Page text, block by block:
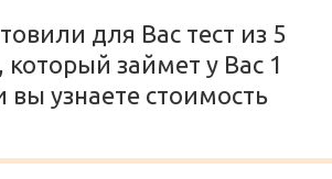
для Вас тест из 5
который займет у Вас 1
вы узнаете стоимость